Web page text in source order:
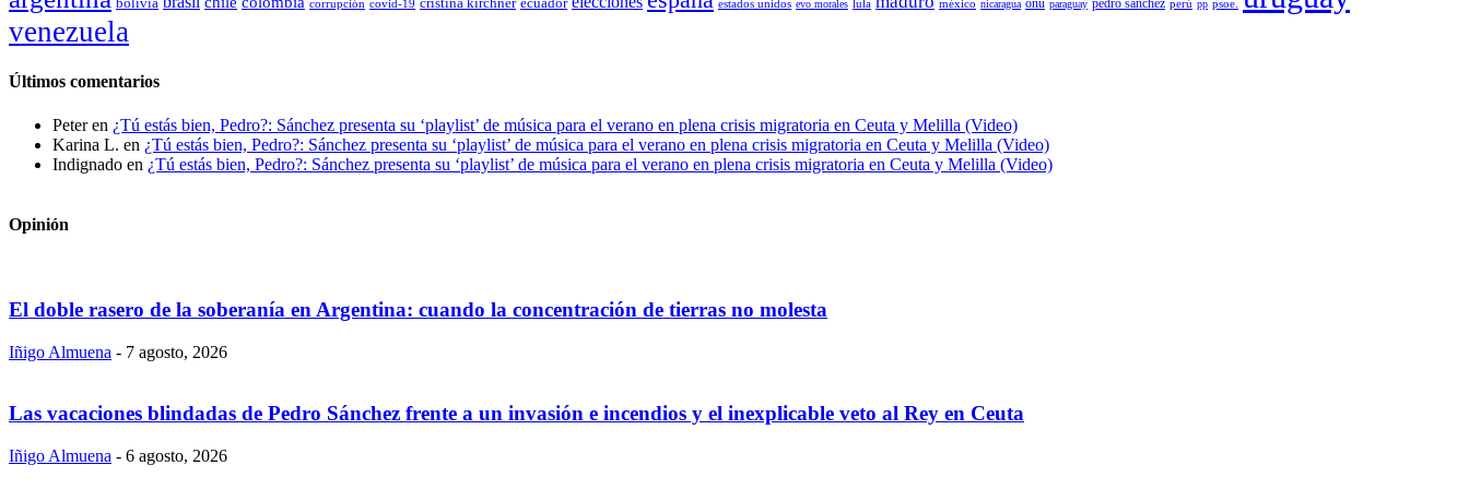
corrupción covid-19 ecuador estados unidos evo morales lula méxico nicaragua onu paraguay pedro sánchez perú pp psoe.
venezuela
Últimos comentarios
Peteren ¿Tú estás bien, Pedro?: Sánchez presenta su ‘playlist’ de música para el verano en plena crisis migratoria en Ceuta y Melilla (Video)
Karina L. en ¿Tú estás bien, Pedro?: Sánchez presenta su ‘playlist’ de música para el verano en plena crisis migratoria en Ceuta y Melilla (Video)
Indignado en ¿Tú estás bien, Pedro?: Sánchez presenta su ‘playlist’ de música para el verano en plena crisis migratoria en Ceuta y Melilla (Video)
Opinión
El doble rasero de la soberanía en Argentina: cuando la concentración de tierras no molesta
Iñigo Almuena - 7 agosto, 2026
Las vacaciones blindadas de Pedro Sánchez frente a un invasión e incendios y el inexplicable veto al Rey en Ceuta
Iñigo Almuena - 6 agosto, 2026